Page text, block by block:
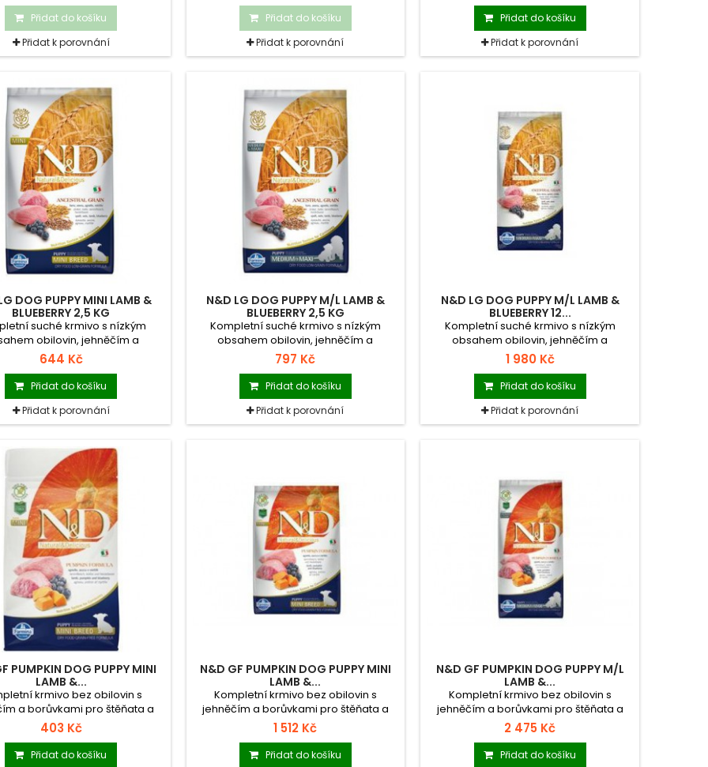
Přidat do košíku
Přidat k porovnání
Přidat do košíku
Přidat k porovnání
Přidat do košíku
Přidat k porovnání
DOG PUPPY MINI LAMB &
BLUEBERRY 2,5 KG
suché krmivo s nízkým
obilovin, jehněčím a
pro štěňata malých plemen.
644 Kč
Přidat do košíku
Přidat k porovnání
N&D LG DOG PUPPY M/L LAMB &
BLUEBERRY 2,5 KG
Kompletní suché krmivo s nízkým
obsahem obilovin, jehněčím a
borůvkami pro štěňata středních a
velkých plemen.
797 Kč
Přidat do košíku
Přidat k porovnání
N&D LG DOG PUPPY M/L LAMB &
BLUEBERRY 12...
Kompletní suché krmivo s nízkým
obsahem obilovin, jehněčím a
borůvkami pro štěňata středních a
velkých plemen.
1 980 Kč
Přidat do košíku
Přidat k porovnání
PUMPKIN DOG PUPPY MINI
LAMB &...
krmivo bez obilovin s
a borůvkami pro štěňata a
a kojící feny malých plemen.
403 Kč
Přidat do košíku
N&D GF PUMPKIN DOG PUPPY MINI
LAMB &...
Kompletní krmivo bez obilovin s
jehněčím a borůvkami pro štěňata a
březí a kojící feny malých plemen.
1 512 Kč
Přidat do košíku
N&D GF PUMPKIN DOG PUPPY M/L
LAMB &...
Kompletní krmivo bez obilovin s
jehněčím a borůvkami pro štěňata a
březí a kojící feny středních a velkých
plemen.
2 475 Kč
Přidat do košíku